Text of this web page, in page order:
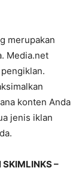
merupakan
Media.net
konten Anda
jenis iklan
SKIMLINKS –